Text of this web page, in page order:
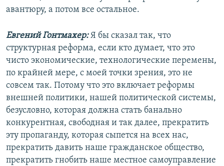
авантюру, а потом все остальное.
Евгений Гонтмахер:Я бы сказал так, что
структурная реформа, если кто думает, что это
чисто экономические, технологические перемены,
по крайней мере, с моей точки зрения, это не
совсем так. Потому что это включает реформы
внешней политики, нашей политической системы,
безусловно, которая должна стать банально
конкурентная, свободная и так далее, прекратить
эту пропаганду, которая сыпется на всех нас,
прекратить давить наше гражданское общество,
прекратить гнобить наше местное самоуправление